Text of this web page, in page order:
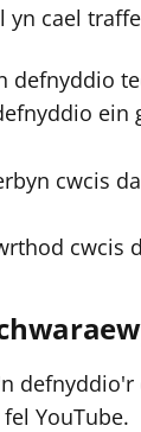
yn cael
defnyddio
ein
cwcis
cwcis
YouTube.